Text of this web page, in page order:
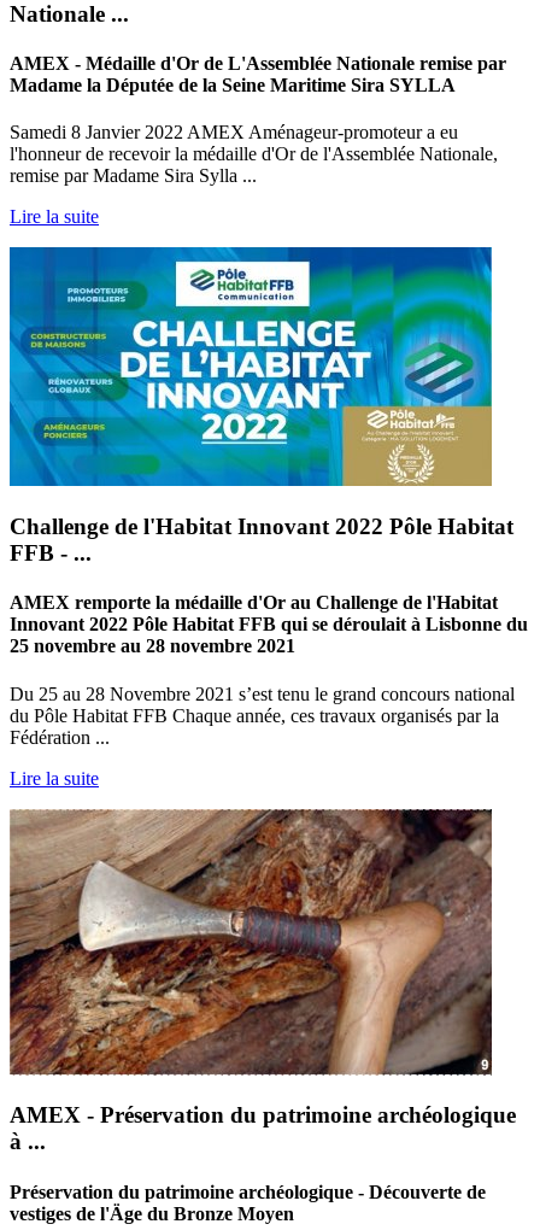
Nationale ...
AMEX - Médaille d'Or de L'Assemblée Nationale remise par
Madame la Députée de la Seine Maritime Sira SYLLA
Samedi 8 Janvier 2022 AMEX Aménageur-promoteur a eu
l'honneur de recevoir la médaille d'Or de l'Assemblée Nationale,
remise par Madame Sira Sylla ...
Lire la suite
Challenge de l'Habitat Innovant 2022 Pôle Habitat
FFB - ...
AMEX remporte la médaille d'Or au Challenge de l'Habitat
Innovant 2022 Pôle Habitat FFB qui se déroulait à Lisbonne du
25 novembre au 28 novembre 2021
Du 25 au 28 Novembre 2021 s’est tenu le grand concours national
du Pôle Habitat FFB Chaque année, ces travaux organisés par la
Fédération ...
Lire la suite
AMEX - Préservation du patrimoine archéologique
à ...
Préservation du patrimoine archéologique - Découverte de
vestiges de l'Äge du Bronze Moyen